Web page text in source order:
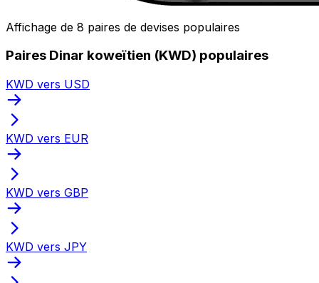
Affichage de 8 paires de devises populaires
Paires Dinar koweïtien (KWD) populaires
KWD vers USD
KWD vers EUR
KWD vers GBP
KWD vers JPY